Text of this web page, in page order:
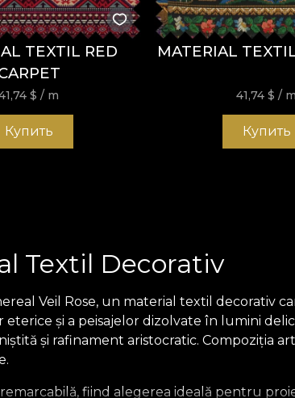
TEXTIL RED
$ / m
Купить
MATERIAL
41,74$ / m
Купить
Textil Decorativ
Veil Rose, un material textil decorativ
și a peisajelor dizolvate în lumini
și rafinament aristocratic. Compoziția
fiind alegerea ideală pentru